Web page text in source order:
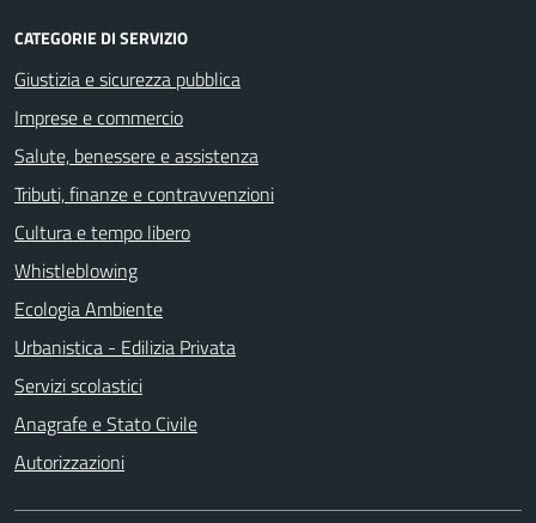
CATEGORIE DI SERVIZIO
Giustizia e sicurezza pubblica
Imprese e commercio
Salute, benessere e assistenza
Tributi, finanze e contravvenzioni
Cultura e tempo libero
Whistleblowing
Ecologia Ambiente
Urbanistica - Edilizia Privata
Servizi scolastici
Anagrafe e Stato Civile
Autorizzazioni